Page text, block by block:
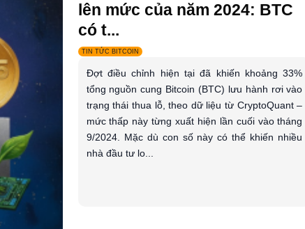
lên mức của năm 2024: BTC
có t...
TIN TỨC BITCOIN
Đợt điều chỉnh hiện tại đã khiến khoảng 33%
tổng nguồn cung Bitcoin (BTC) lưu hành rơi vào
trạng thái thua lỗ, theo dữ liệu từ CryptoQuant –
mức thấp này từng xuất hiện lần cuối vào tháng
9/2024. Mặc dù con số này có thể khiến nhiều
nhà đầu tư lo...